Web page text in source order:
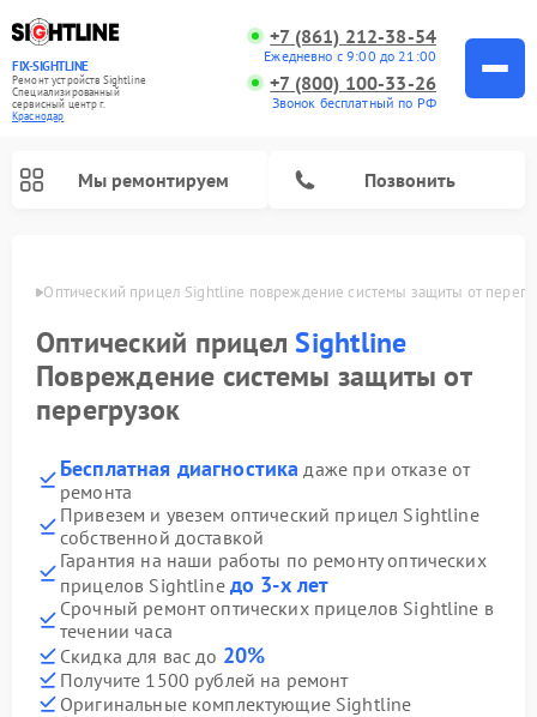
FIX-SIGHTLINE
Ремонт устройств Sightline
Специализированный
cервисный центр г.
Краснодар
+7 (861) 212-38-54
Ежедневно с 9:00 до 21:00
+7 (800) 100-33-26
Звонок бесплатный по РФ
Мы ремонтируем Позвонить
Оптический прицел Sightline повреждение системы защиты от
Оптический прицелSightline
Повреждение системы защиты от
перегрузок
Бесплатная диагностика даже при отказе от
ремонта
Привезем и увезем оптический прицел Sightline
собственной доставкой
Гарантия на наши работы по ремонту оптических
прицелов Sightline до 3-х лет
Срочный ремонт оптических прицелов Sightline в
течении часа
Скидка для вас до 20%
Получите 1500 рублей на ремонт
Оригинальные комплектующие Sightline